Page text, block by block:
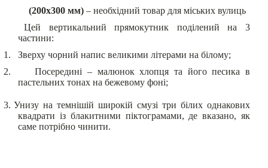
(200х300 мм)– необхідний товар для міських вулиць
Цей вертикальний прямокутник поділений на 3
частини:
1.
Зверху чорний напис великими літерами на білому;
2.
Посередині – малюнок хлопця та його песика в
пастельних тонах на бежевому фоні;
3. Унизу на темнішій широкій смузі три білих однакових
квадрати із блакитними піктограмами, де вказано, як
саме потрібно чинити.